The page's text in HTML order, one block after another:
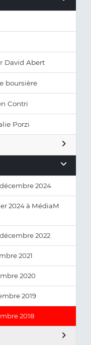
David Abert
boursière
Contri
Porzi
2024
2024 à MédiaM
2022
2021
2020
2019
2018